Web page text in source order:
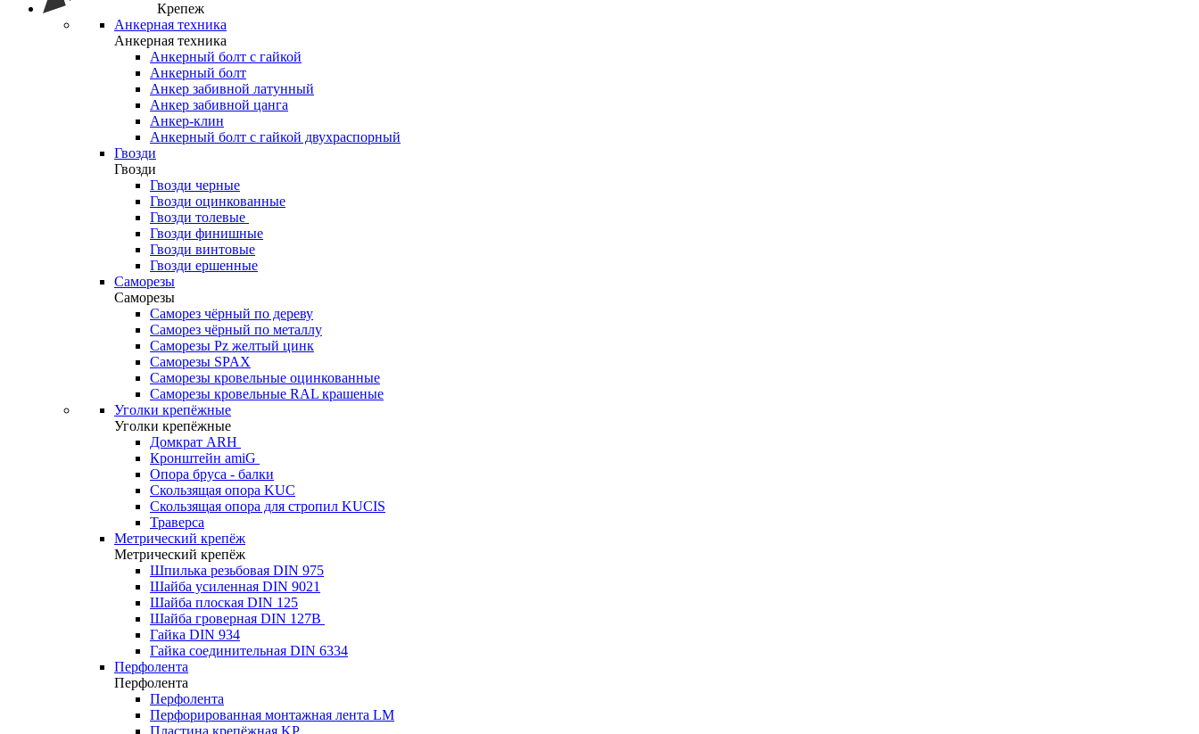
Крепеж
Анкерная техника
Анкерная техника
Анкерный болт с гайкой
Анкерный болт
Анкер забивной латунный
Анкер забивной цанга
Анкер-клин
Анкерный болт с гайкой двухраспорный
Гвозди
Гвозди
Гвозди черные
Гвозди оцинкованные
Гвозди толевые
Гвозди финишные
Гвозди винтовые
Гвозди ершенные
Саморезы
Саморезы
Саморез чёрный по дереву
Саморез чёрный по металлу
Саморезы Pz желтый цинк
Саморезы SPAX
Саморезы кровельные оцинкованные
Саморезы кровельные RAL крашеные
Уголки крепёжные
Уголки крепёжные
Домкрат ARH
Кронштейн amiG
Опора бруса - балки
Скользящая опора KUC
Скользящая опора для стропил KUCIS
Траверса
Метрический крепёж
Метрический крепёж
Шпилька резьбовая DIN 975
Шайба усиленная DIN 9021
Шайба плоская DIN 125
Шайба гроверная DIN 127B
Гайка DIN 934
Гайка соединительная DIN 6334
Перфолента
Перфолента
Перфолента
Перфорированная монтажная лента LM
Пластина крепёжная KP